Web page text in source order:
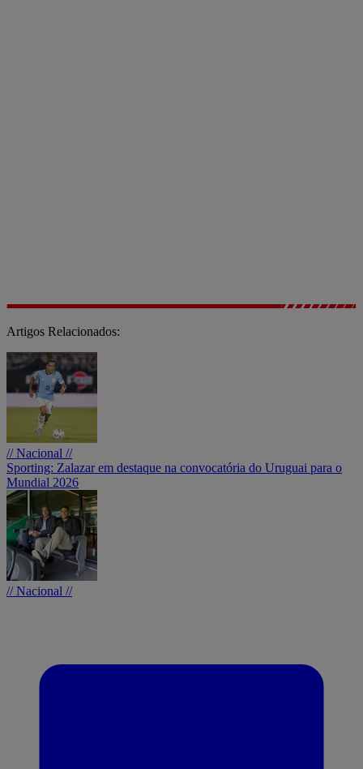
Artigos Relacionados:
// Nacional //
Sporting: Zalazar em destaque na convocatória do Uruguai para o
Mundial 2026
// Nacional //